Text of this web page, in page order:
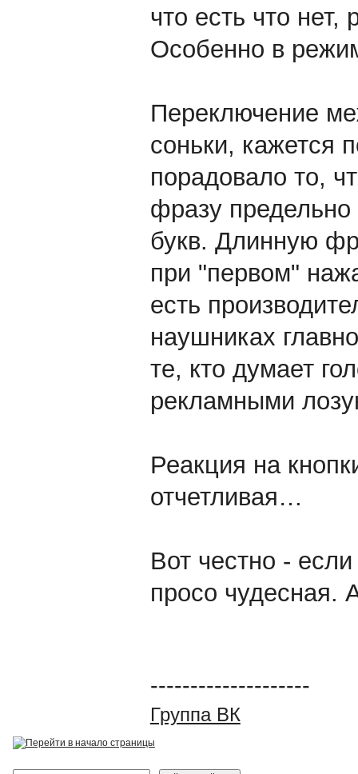
что есть что
Особенно в
Переключение
соньки, кажется
порадовало то,
фразу предельно
букв. Длинную
при "первом"
есть
наушниках
те, кто думает
рекламными
Реакция на
отчетливая…
Вот честно -
просо чудесная.
--------------------
Группа ВК